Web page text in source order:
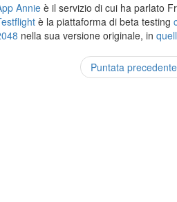
Annie è il servizio di cui ha parlato
è la piattaforma di beta testing
nella sua versione originale, in
Puntata precedente